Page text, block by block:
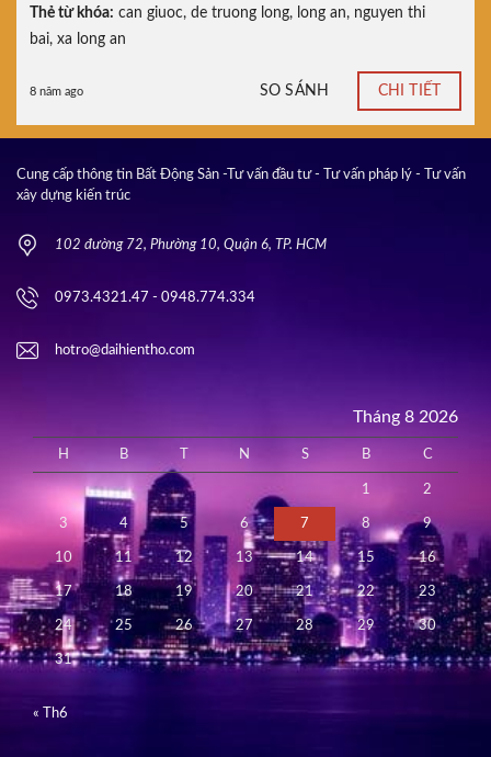
Thẻ từ khóa: can giuoc, de truong long, long an, nguyen thi
bai, xa long an
8 năm ago SO SÁNH CHI TIẾT
Cung cấp thông tin Bất Động Sản -Tư vấn đầu tư - Tư vấn pháp lý - Tư vấn
xây dựng kiến trúc
102 đường 72, Phường 10, Quận 6, TP. HCM
0973.4321.47 - 0948.774.334
hotro@daihientho.com
Tháng 8 2026
H B N S B C
1 2
3 4 5 6 7 8 9
10 11 12 13 14 15 16
17 18 19 20 21 22 23
24 25 26 27 28 29 30
31
« Th6